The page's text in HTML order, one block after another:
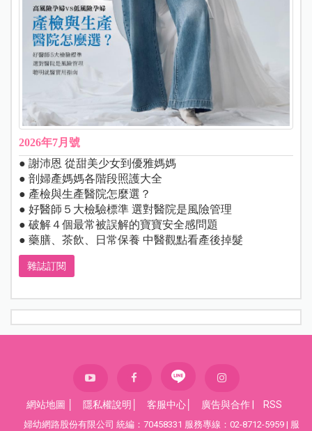
2026年7月號
● 謝沛恩 從甜美少女到優雅媽媽
● 剖婦產媽媽各階段照護大全
● 產檢與生產醫院怎麼選？
● 好醫師５大檢驗標準 選對醫院是風險管理
● 破解４個最常被誤解的寶寶安全感問題
● 藥膳、茶飲、日常保養 中醫觀點看產後掉髮
雜誌訂閱
網站地圖 隱私權說明 客服中心 廣告與合作 RSS
婦幼網路股份有限公司 統編：70458331 服務專線：02-8712-5959 | 服